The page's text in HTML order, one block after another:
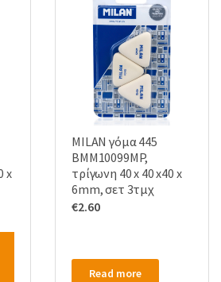
x
MILAN γόμα 445
BMM10099MP,
τρίγωνη 40 x 40 x40 x
6mm, σετ 3τμχ
€2.60
Read more